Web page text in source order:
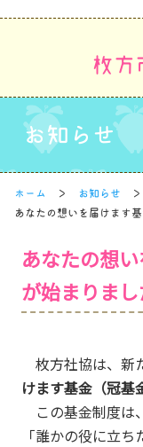
枚方
お知らせ
ホーム お知らせ
あなたの想いを届けます
あなたの想
が始まりまし
枚方社協は、新
けます基金（冠基
この基金制度は
「誰かの役に立